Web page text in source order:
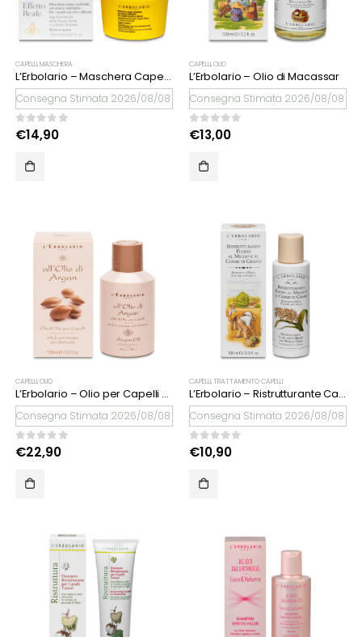
CAPELLI,MASCHERA
L’Erbolario – Maschera Capelli Super Nutriente Effetto Reale
Consegna Stimata 2026/08/08
0Su 5
€14,90
CAPELLI,OLIO
L’Erbolario – Olio di Macassar
Consegna Stimata 2026/08/08
0Su 5
€13,00
CAPELLI,OLIO
L’Erbolario – Olio per Capelli All’Olio di Argan
Consegna Stimata 2026/08/08
0Su 5
€22,90
CAPELLI,TRATTAMENTO CAPELLI
L’Erbolario – Ristrutturante Capelli al Miglio e Germe di Grano
Consegna Stimata 2026/08/08
0Su 5
€10,90